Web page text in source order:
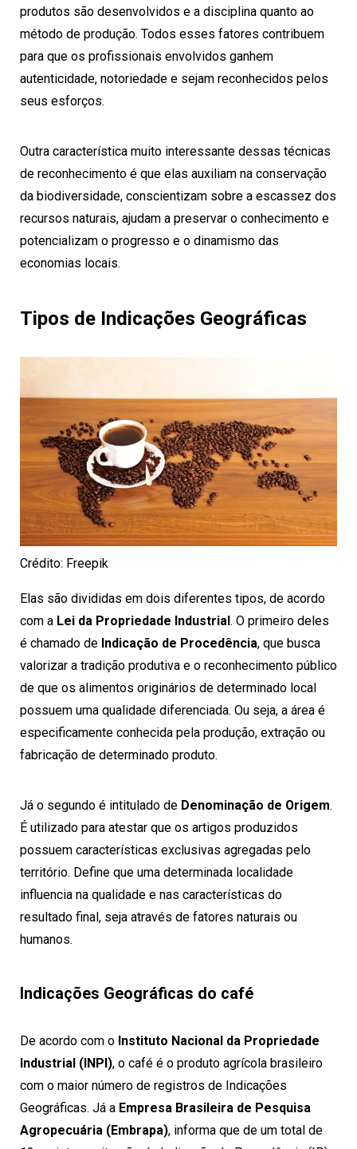
produtos são desenvolvidos e a disciplina quanto ao
método de produção. Todos esses fatores contribuem
para que os profissionais envolvidos ganhem
autenticidade, notoriedade e sejam reconhecidos pelos
seus esforços.
Outra característica muito interessante dessas técnicas
de reconhecimento é que elas auxiliam na conservação
da biodiversidade, conscientizam sobre a escassez dos
recursos naturais, ajudam a preservar o conhecimento e
potencializam o progresso e o dinamismo das
economias locais.
Tipos de Indicações Geográficas
Crédito: Freepik
Elas são divididas em dois diferentes tipos, de acordo
com a Lei da Propriedade Industrial. O primeiro deles
é chamado de Indicação de Procedência, que busca
valorizar a tradição produtiva e o reconhecimento público
de que os alimentos originários de determinado local
possuem uma qualidade diferenciada. Ou seja, a área é
especificamente conhecida pela produção, extração ou
fabricação de determinado produto.
Já o segundo é intitulado de Denominação de Origem.
É utilizado para atestar que os artigos produzidos
possuem características exclusivas agregadas pelo
território. Define que uma determinada localidade
influencia na qualidade e nas características do
resultado final, seja através de fatores naturais ou
humanos.
Indicações Geográficas do café
De acordo com o Instituto Nacional da Propriedade
Industrial (INPI), o café é o produto agrícola brasileiro
com o maior número de registros de Indicações
Geográficas. Já a Empresa Brasileira de Pesquisa
Agropecuária (Embrapa), informa que de um total de